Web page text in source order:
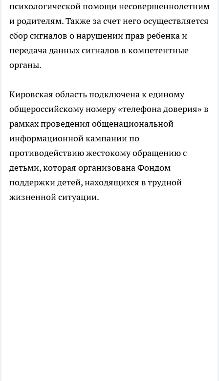
психологической помощи несовершеннолетним
и родителям. Также за счет него осуществляется
сбор сигналов о нарушении прав ребенка и
передача данных сигналов в компетентные
органы.
Кировская область подключена к единому
общероссийскому номеру «телефона доверия» в
рамках проведения общенациональной
информационной кампании по
противодействию жестокому обращению с
детьми, которая организована Фондом
поддержки детей, находящихся в трудной
жизненной ситуации.